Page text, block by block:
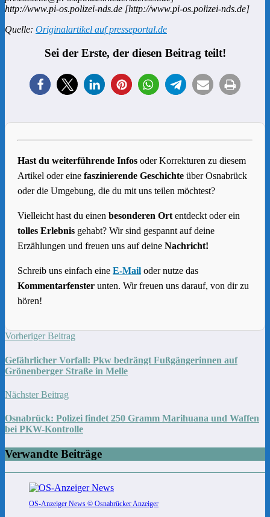
http://www.pi-os.polizei-nds.de [http://www.pi-os.polizei-nds.de]
Quelle: Originalartikel auf presseportal.de
Sei der Erste, der diesen Beitrag teilt!
Hast du weiterführende Infos oder Korrekturen zu diesem
Artikel oder eine faszinierende Geschichte über Osnabrück
oder die Umgebung, die du mit uns teilen möchtest?
Vielleicht hast du einen besonderen Ort entdeckt oder ein
tolles Erlebnis gehabt? Wir sind gespannt auf deine
Erzählungen und freuen uns auf deine Nachricht!
Schreib uns einfach eine E-Mail oder nutze das
Kommentarfenster unten. Wir freuen uns darauf, von dir zu
hören!
Vorheriger Beitrag
Gefährlicher Vorfall: Pkw bedrängt Fußgängerinnen auf
Grönenberger Straße in Melle
Nächster Beitrag
Osnabrück: Polizei findet 250 Gramm Marihuana und Waffen
bei PKW-Kontrolle
Verwandte Beiträge
OS-Anzeiger News © Osnabrücker Anzeiger